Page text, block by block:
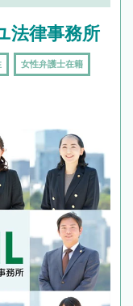
法律事務所
女性弁護士在籍